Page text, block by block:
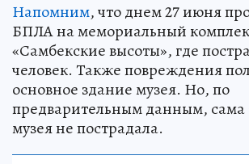
Напомним, что днем 27 июня
БПЛА на мемориальный
«Самбекские высоты», где
человек. Также повреждения
основное здание музея. Но, по
предварительным данным, сама
музея не пострадала.